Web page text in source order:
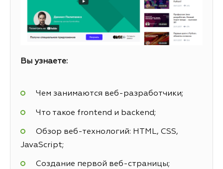
Вы узнаете:
Чем занимаются веб-разработчики;
Что такое frontend и backend;
Обзор веб-технологий: HTML, CSS,
JavaScript;
Создание первой веб-страницы;